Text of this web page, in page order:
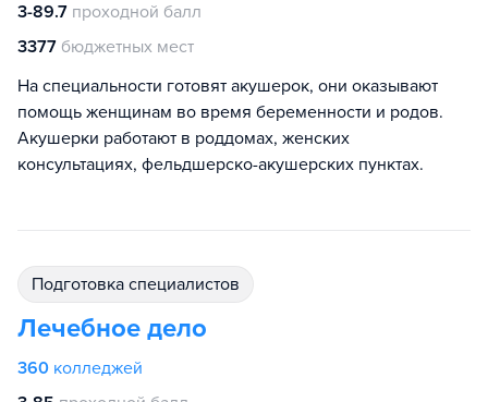
3-89.7 проходной балл
3377 бюджетных мест
На специальности готовят акушерок, они оказывают
помощь женщинам во время беременности и родов.
Акушерки работают в роддомах, женских
консультациях, фельдшерско-акушерских пунктах.
подготовка специалистов
Лечебное дело
360 колледжей